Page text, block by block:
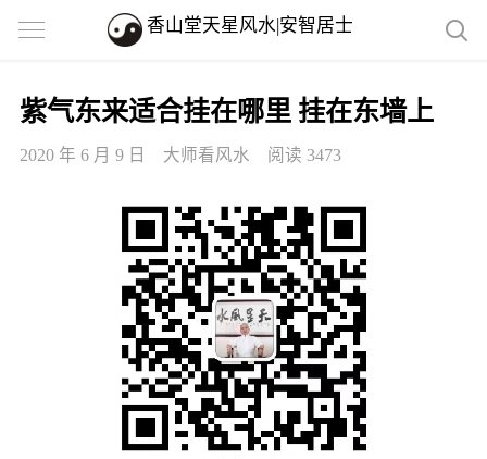
香山堂天星风水|安智居士
紫气东来适合挂在哪里 挂在东墙上
2020 年 6 月 9 日 大师看风水 阅读 3473